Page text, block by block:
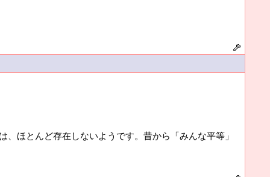
ほとんど存在しないようです。昔から「みんな平等」